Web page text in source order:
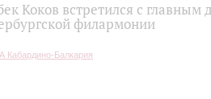
Коков встретился с
филармонии